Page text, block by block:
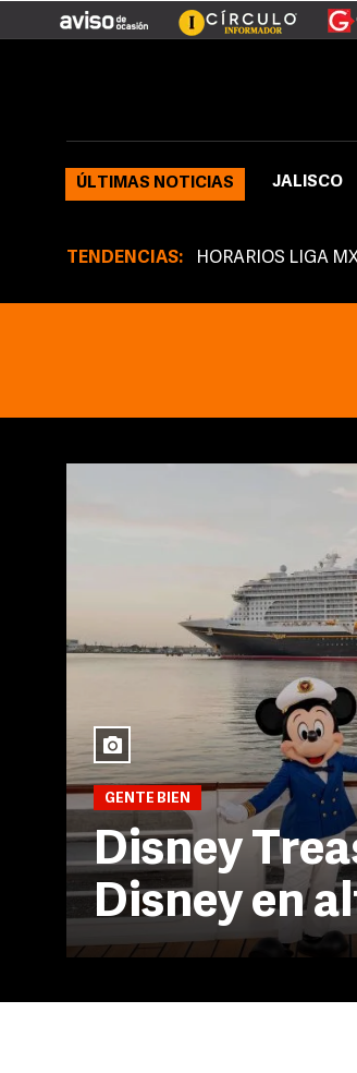
ÚLTIMAS NOTICIAS JALISCO
TENDENCIAS: HORARIOS LIGA
GENTE BIEN
Disney
Disney en